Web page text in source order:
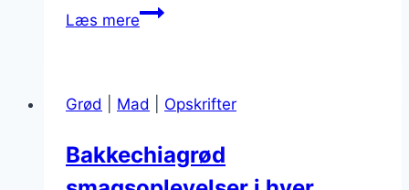
Læs mereChiagrød
chokolade
Grød Mad Opskrifter
Bakkechiagrød